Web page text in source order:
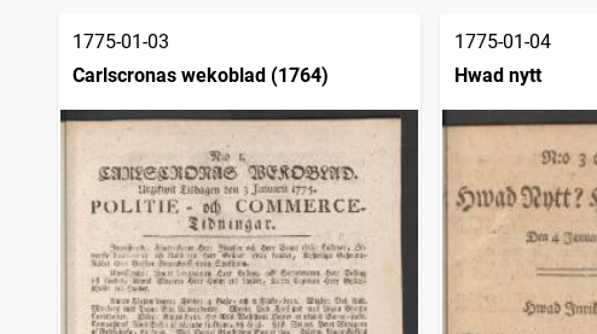
1775-01-03
Carlscronas wekoblad (1764)
1775-01-04
Hwad nytt